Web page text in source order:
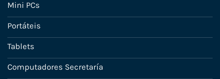
Mini PCs
Portáteis
Tablets
Computadores Secretaría